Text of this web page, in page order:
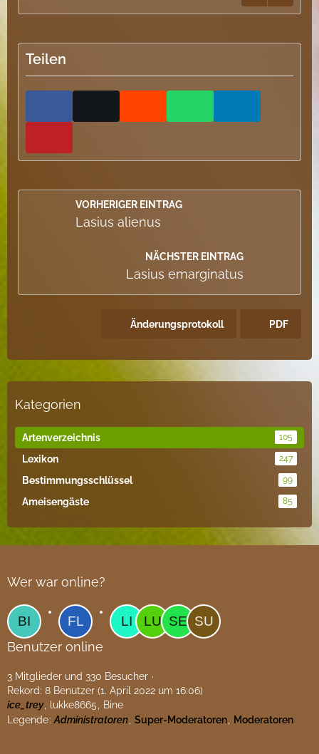
Teilen
VORHERIGER EINTRAG
Lasius alienus
NÄCHSTER EINTRAG
Lasius emarginatus
Änderungsprotokoll PDF
Kategorien
Artenverzeichnis 105
Lexikon 247
Bestimmungsschlüssel 99
Ameisengäste 85
Wer war online?
Benutzer online
3 Mitglieder und 330 Besucher
Rekord: 8 Benutzer (1. April 2022 um 16:06)
ice_trey
lukke8665
Bine
Legende Administratoren Super-Moderatoren Moderatoren